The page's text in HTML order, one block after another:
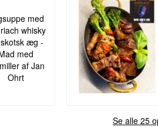
med
whisky
æg -
med
af Jan
Ohrt
Se alle 25